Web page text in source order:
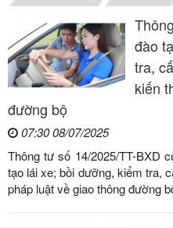
đào
tra,
kiến
đường bộ
07:30 08/07/2025
Thông tư số 14/2025/TT-BXD
tạo lái xe; bồi dưỡng, kiểm tra,
pháp luật về giao thông đường